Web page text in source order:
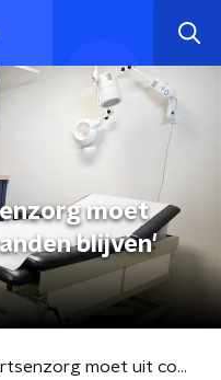
moet
blijven'
Stand.nl: 'Huisartsenzorg moet uit commerciële handen blijven'